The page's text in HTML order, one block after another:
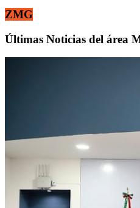
ZMG
Últimas Noticias del área